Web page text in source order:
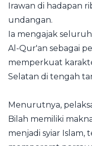
Irawan di hadapan
undangan.
Ia mengajak
Al-Qur'an sebagai
memperkuat
Selatan di tengah
Menurutnya,
Bilah memiliki
menjadi syiar